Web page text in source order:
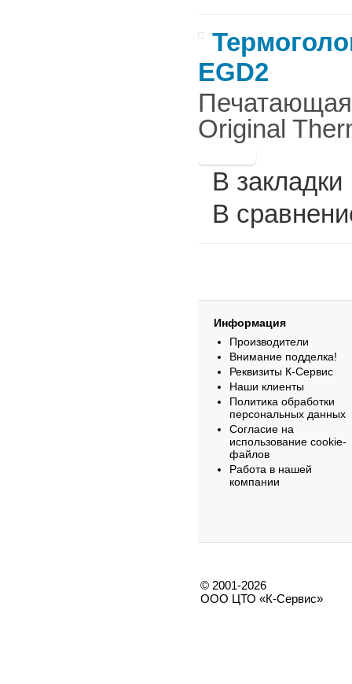
EGD2
Печатающая
Original
В закладки
В
Информация
Производители
Внимание подделка!
Реквизиты К-Сервис
Наши клиенты
Политика обработки
персональных данных
Согласие на
использование cookie-
файлов
Работа в нашей
компании
© 2001-2026
ООО ЦТО «К-Сервис»